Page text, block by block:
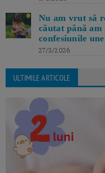
Nu am vrut să
căutat până
confesiunile
27/3/2026
ULTIMILE ARTICOLE